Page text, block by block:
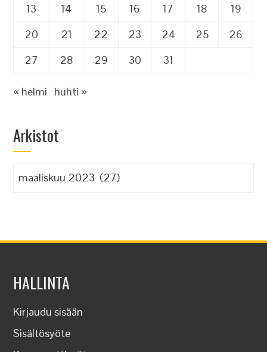
13
14 15 16 17 18
19
20
21 22 23 24 25
26
27
28 29 30 31
« helmi huhti »
Arkistot
Arkistot
HALLINTA
Kirjaudu sisään
Sisältösyöte